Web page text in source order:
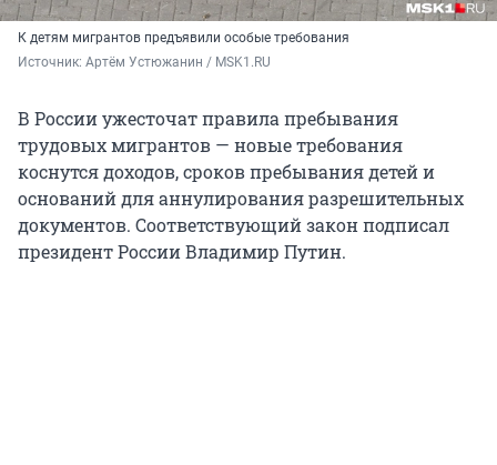
К детям мигрантов предъявили особые требования
Источник: Артём Устюжанин / MSK1.RU
В России ужесточат правила пребывания
трудовых мигрантов — новые требования
коснутся доходов, сроков пребывания детей и
оснований для аннулирования разрешительных
документов. Соответствующий закон подписал
президент России Владимир Путин.